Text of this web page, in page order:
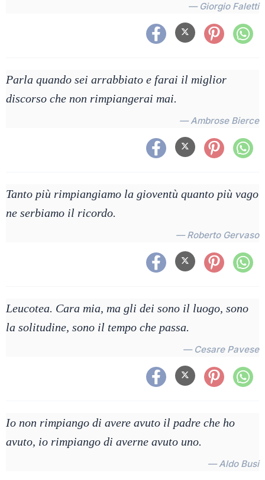
— Giorgio Faletti
Parla quando sei arrabbiato e farai il miglior
discorso che non rimpiangerai mai.
— Ambrose Bierce
Tanto più rimpiangiamo la gioventù quanto più vago
ne serbiamo il ricordo.
— Roberto Gervaso
Leucotea. Cara mia, ma gli dei sono il luogo, sono
la solitudine, sono il tempo che passa.
— Cesare Pavese
Io non rimpiango di avere avuto il padre che ho
avuto, io rimpiango di averne avuto uno.
— Aldo Busi